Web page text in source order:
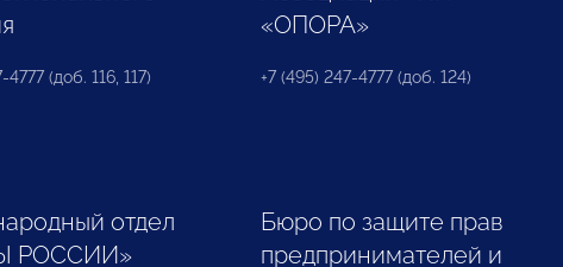
4777 (доб. 116, 117)
«ОПОРА»
+7 (495) 247-4777 (доб. 124)
отдел
РОССИИ»
Бюро по защите прав
предпринимателей и